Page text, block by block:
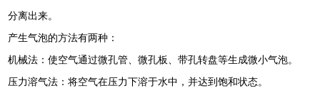
分离出来。
产生气泡的方法有两种：
机械法：使空气通过微孔管、微孔板、带孔转盘等生成微小气泡。
压力溶气法：将空气在压力下溶于水中，并达到饱和状态。